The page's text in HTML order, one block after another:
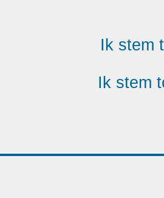
Ik stem
Ik stem